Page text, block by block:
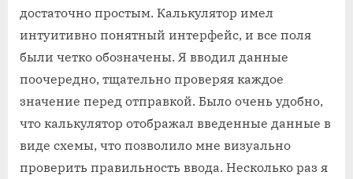
достаточно простым. Калькулятор имел
интуитивно понятный интерфейс, и все поля
были четко обозначены. Я вводил данные
поочередно, тщательно проверяя каждое
значение перед отправкой. Было очень удобно,
что калькулятор отображал введенные данные в
виде схемы, что позволило мне визуально
проверить правильность ввода. Несколько раз я